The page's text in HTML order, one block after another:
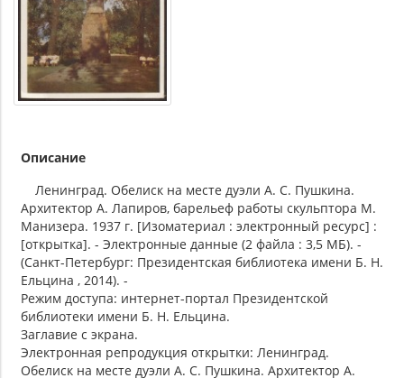
Описание
Ленинград. Обелиск на месте дуэли А. С. Пушкина.
Архитектор А. Лапиров, барельеф работы скульптора М.
Манизера. 1937 г. [Изоматериал : электронный ресурс] :
[открытка]. - Электронные данные (2 файла : 3,5 МБ). -
(Санкт-Петербург: Президентская библиотека имени Б. Н.
Ельцина , 2014). -
Режим доступа: интернет-портал Президентской
библиотеки имени Б. Н. Ельцина.
Заглавие с экрана.
Электронная репродукция открытки: Ленинград.
Обелиск на месте дуэли А. С. Пушкина. Архитектор А.